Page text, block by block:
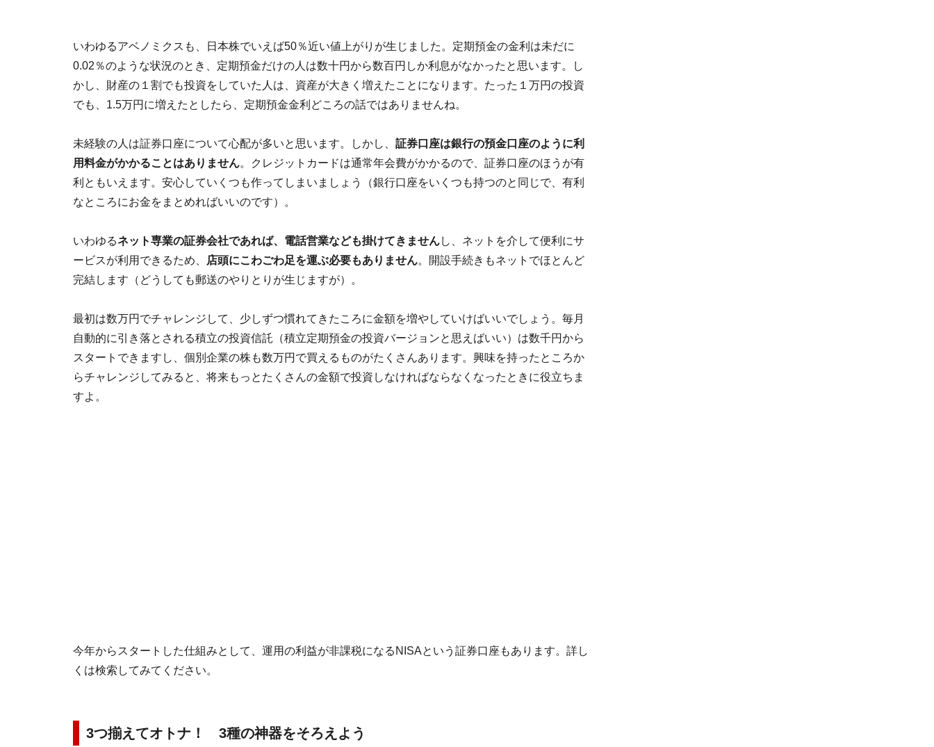
いわゆるアベノミクスも、日本株でいえば50％近い値上がりが生じました。定期預金の金利は未だに
0.02％のような状況のとき、定期預金だけの人は数十円から数百円しか利息がなかったと思います。し
かし、財産の１割でも投資をしていた人は、資産が大きく増えたことになります。たった１万円の投資
でも、1.5万円に増えたとしたら、定期預金金利どころの話ではありませんね。
未経験の人は証券口座について心配が多いと思います。しかし、 証券口座は銀行の預金口座のように利
用料金がかかることはありません。クレジットカードは通常年会費がかかるので、証券口座のほうが有
利ともいえます。安心していくつも作ってしまいましょう（銀行口座をいくつも持つのと同じで、有利
なところにお金をまとめればいいのです）。
いわゆるネット専業の証券会社であれば、電話営業なども掛けてきませんし、ネットを介して便利にサ
ービスが利用できるため、
店頭にこわごわ足を運ぶ必要もありません。開設手続きもネットでほとんど
完結します（どうしても郵送のやりとりが生じますが）。
最初は数万円でチャレンジして、少しずつ慣れてきたころに金額を増やしていけばいいでしょう。毎月
自動的に引き落とされる積立の投資信託（積立定期預金の投資バージョンと思えばいい）は数千円から
スタートできますし、個別企業の株も数万円で買えるものがたくさんあります。興味を持ったところか
らチャレンジしてみると、将来もっとたくさんの金額で投資しなければならなくなったときに役立ちま
すよ。
今年からスタートした仕組みとして、運用の利益が非課税になるNISAという証券口座もあります。詳し
くは検索してみてください。
3つ揃えてオトナ！ 3種の神器をそろえよう